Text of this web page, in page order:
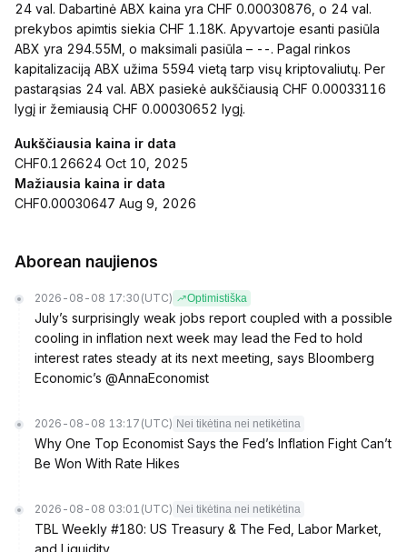
24 val. Dabartinė ABX kaina yra CHF 0.00030876, o 24 val.
prekybos apimtis siekia CHF 1.18K. Apyvartoje esanti pasiūla
ABX yra 294.55M, o maksimali pasiūla – --. Pagal rinkos
kapitalizaciją ABX užima 5594 vietą tarp visų kriptovaliutų. Per
pastarąsias 24 val. ABX pasiekė aukščiausią CHF 0.00033116
lygį ir žemiausią CHF 0.00030652 lygį.
Aukščiausia kaina ir data
CHF0.126624 Oct 10, 2025
Mažiausia kaina ir data
CHF0.00030647 Aug 9, 2026
Aborean naujienos
2026-08-08 17:30 (UTC) Optimistiška
July’s surprisingly weak jobs report coupled with a possible
cooling in inflation next week may lead the Fed to hold
interest rates steady at its next meeting, says Bloomberg
Economic’s @AnnaEconomist
2026-08-08 13:17 (UTC) Nei tikėtina nei netikėtina
Why One Top Economist Says the Fed’s Inflation Fight Can’t
Be Won With Rate Hikes
2026-08-08 03:01 (UTC) Nei tikėtina nei netikėtina
TBL Weekly #180: US Treasury & The Fed, Labor Market,
and Liquidity